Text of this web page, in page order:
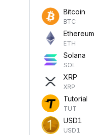
Bitcoin
BTC
Ethereum
ETH
Solana
SOL
XRP
XRP
Tutorial
TUT
USD1
USD1